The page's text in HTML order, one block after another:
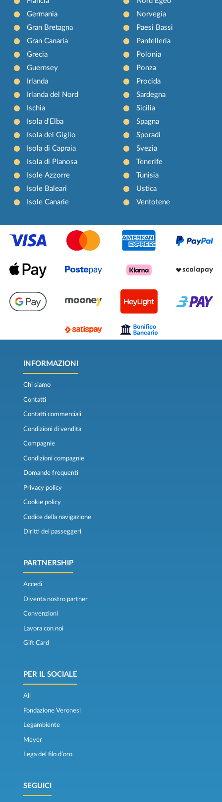
Germania
Gran Bretagna
Gran Canaria
Grecia
Guernsey
Irlanda
Irlanda del Nord
Ischia
Isola d'Elba
Isola del Giglio
Isola di Capraia
Isola di Pianosa
Isole Azzorre
Isole Baleari
Isole Canarie
Norvegia
Paesi Bassi
Pantelleria
Polonia
Ponza
Procida
Sardegna
Sicilia
Spagna
Sporadi
Svezia
Tenerife
Tunisia
Ustica
Ventotene
INFORMAZIONI
Chi siamo
Contatti
Contatti commerciali
Condizioni di vendita
Compagnie
Condizioni compagnie
Domande frequenti
Privacy policy
Cookie policy
Codice della navigazione
Diritti dei passeggeri
PARTNERSHIP
Accedi
Diventa nostro partner
Convenzioni
Lavora con noi
Gift Card
PER IL SOCIALE
Ail
Fondazione Veronesi
Legambiente
Meyer
Lega del filo d’oro
SEGUICI